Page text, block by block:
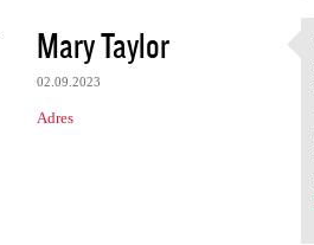
Mary Taylor
02.09.2023
Adres